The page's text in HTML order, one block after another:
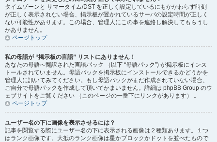
タイムゾーンと サマータイム/DST を正しく設定しているにもかかわらず時刻
が正しく表示されない場合、掲示板が置かれているサーバの設定時間が正しく
ない可能性があります。この場合、管理人にこの事を連絡し解決してもらうし
かありません。
ページトップ
私の母語が “掲示板の言語” リストにありません！
あなたの母語へ翻訳された言語パック （以下 “母語パック”) が掲示板にインス
トールされていません。母語パックを掲示板にインストールできるかどうかを
管理人に訊いてみてください。もし母語パックがまだ作成されていない場合、
ご自分で母語パックを作成して頂いてかまいません。詳細は phpBB Group のウ
ェブサイトをご覧ください （このページの一番下にリンクがあります） 。
ページトップ
ユーザー名の下に画像を表示させるには？
記事を閲覧する際にユーザー名の下に表示される画像は２種類あります。１つ
はランク画像です。大抵のランク画像は星かブロックかドットを並べたもので